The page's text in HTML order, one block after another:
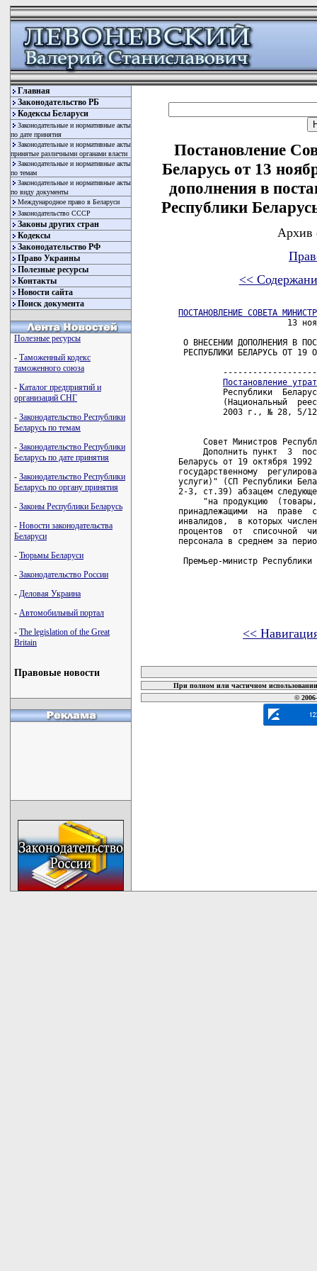
Главная
Законодательство РБ
Кодексы Беларуси
Законодательные и нормативные акты
по дате принятия
Законодательные и нормативные акты
принятые различными органами власти
Законодательные и нормативные акты
по темам
Законодательные и нормативные акты
по виду документы
Международное право в Беларуси
Законодательство СССР
Законы других стран
Кодексы
Законодательство РФ
Право Украины
Полезные ресурсы
Контакты
Новости сайта
Поиск документа
Полезные ресурсы
- Таможенный кодекс
таможенного союза
- Каталог предприятий и
организаций СНГ
- Законодательство Республики
Беларусь по темам
- Законодательство Республики
Беларусь по дате принятия
- Законодательство Республики
Беларусь по органу принятия
- Законы Республики Беларусь
- Новости законодательства
Беларуси
- Тюрьмы Беларуси
- Законодательство России
- Деловая Украина
- Автомобильный портал
- The legislation of the Great
Britain
Правовые новости
Постановление
Беларусь от 13
дополнения в
Республики
Архив
<<
ПОСТАНОВЛЕНИЕ СОВЕТА
13 ноября
О ВНЕСЕНИИ ДОПОЛНЕНИЯ В
РЕСПУБЛИКИ БЕЛАРУСЬ ОТ 19
Постановление
Республики
(Национальный
2003 г., № 28,
Совет Министров
Дополнить пункт  3
Беларусь от 19 октября
государственному
услуги)" (СП Республики
2-3, ст.39) абзацем
"на продукцию
принадлежащими  на  праве
инвалидов,  в которых
процентов  от  списочной
персонала в среднем за
Премьер-министр
<<
При полном или частичном
©